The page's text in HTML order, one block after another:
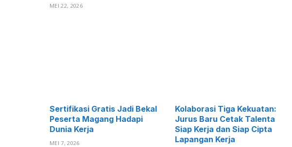
MEI 22, 2026
Sertifikasi Gratis Jadi Bekal
Peserta Magang Hadapi
Dunia Kerja
MEI 7, 2026
Kolaborasi Tiga Kekuatan:
Jurus Baru Cetak Talenta
Siap Kerja dan Siap Cipta
Lapangan Kerja